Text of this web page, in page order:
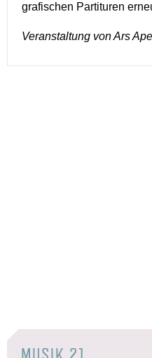
grafischen Partituren
Veranstaltung von Ars